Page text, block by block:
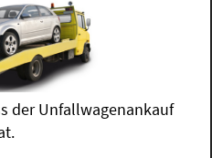
der Unfallwagenankauf